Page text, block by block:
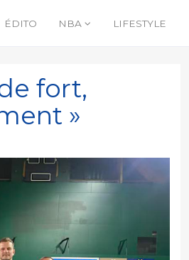
ÉDITO NBA LIFESTYLE
fort,
»